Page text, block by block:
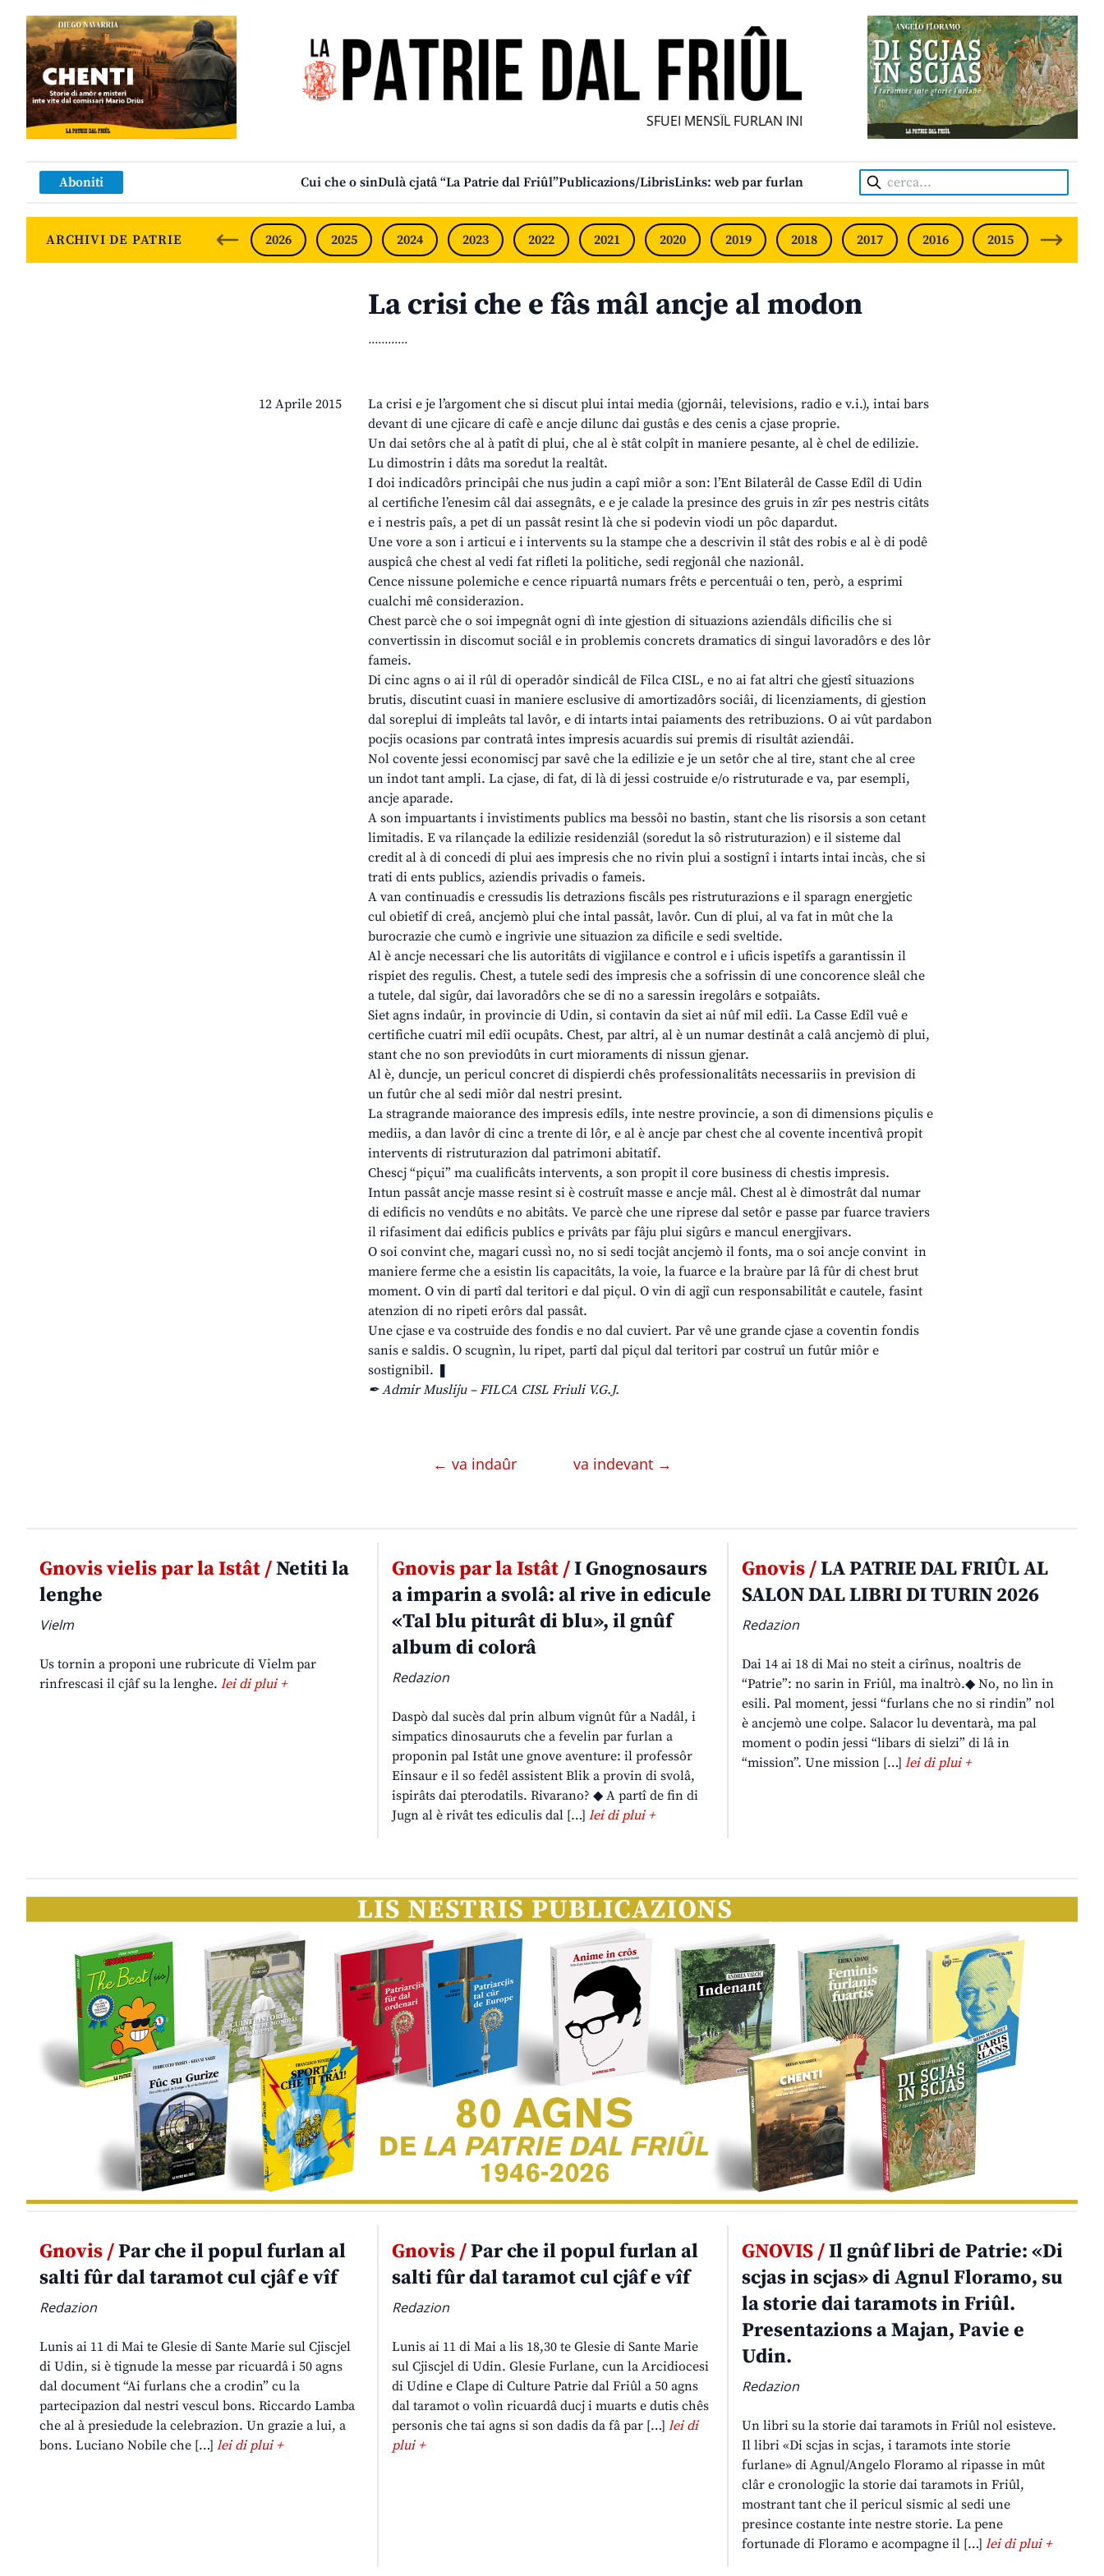
SFUEI MENSÎL FURLAN INDIPENDENT • INDEPENDENT FRIULIAN MONTHLY •
Aboniti Cui che o sinDulà cjatâ “La Patrie dal Friûl”Publicazions/LibrisLinks: web par furlan Cerca:
ARCHIVI DE PATRIE 2026 2025 2024 2023 2022 2021 2020 2019 2018 2017 2016 2015 2014
La crisi che e fâs mâl ancje al modon
............
12 Aprile 2015
La crisi e je l’argoment che si discut plui intai media (gjornâi, televisions, radio e v.i.), intai bars
devant di une cjicare di cafè e ancje dilunc dai gustâs e des cenis a cjase proprie.
Un dai setôrs che al à patît di plui, che al è stât colpît in maniere pesante, al è chel de edilizie.
Lu dimostrin i dâts ma soredut la realtât.
I doi indicadôrs principâi che nus judin a capî miôr a son: l’Ent Bilaterâl de Casse Edîl di Udin
al certifiche l’enesim câl dai assegnâts, e e je calade la presince des gruis in zîr pes nestris citâts
e i nestris paîs, a pet di un passât resint là che si podevin viodi un pôc dapardut.
Une vore a son i articui e i intervents su la stampe che a descrivin il stât des robis e al è di podê
auspicâ che chest al vedi fat rifleti la politiche, sedi regjonâl che nazionâl.
Cence nissune polemiche e cence ripuartâ numars frêts e percentuâi o ten, però, a esprimi
cualchi mê considerazion.
Chest parcè che o soi impegnât ogni dì inte gjestion di situazions aziendâls dificilis che si
convertissin in discomut sociâl e in problemis concrets dramatics di singui lavoradôrs e des lôr
fameis.
Di cinc agns o ai il rûl di operadôr sindicâl de Filca CISL, e no ai fat altri che gjestî situazions
brutis, discutint cuasi in maniere esclusive di amortizadôrs sociâi, di licenziaments, di gjestion
dal soreplui di impleâts tal lavôr, e di intarts intai paiaments des retribuzions. O ai vût pardabon
pocjis ocasions par contratâ intes impresis acuardis sui premis di risultât aziendâi.
Nol covente jessi economiscj par savê che la edilizie e je un setôr che al tire, stant che al cree
un indot tant ampli. La cjase, di fat, di là di jessi costruide e/o ristruturade e va, par esempli,
ancje aparade.
A son impuartants i invistiments publics ma bessôi no bastin, stant che lis risorsis a son cetant
limitadis. E va rilançade la edilizie residenziâl (soredut la sô ristruturazion) e il sisteme dal
credit al à di concedi di plui aes impresis che no rivin plui a sostignî i intarts intai incàs, che si
trati di ents publics, aziendis privadis o fameis.
A van continuadis e cressudis lis detrazions fiscâls pes ristruturazions e il sparagn energjetic
cul obietîf di creâ, ancjemò plui che intal passât, lavôr. Cun di plui, al va fat in mût che la
burocrazie che cumò e ingrivie une situazion za dificile e sedi sveltide.
Al è ancje necessari che lis autoritâts di vigjilance e control e i uficis ispetîfs a garantissin il
rispiet des regulis. Chest, a tutele sedi des impresis che a sofrissin di une concorence sleâl che
a tutele, dal sigûr, dai lavoradôrs che se di no a saressin iregolârs e sotpaiâts.
Siet agns indaûr, in provincie di Udin, si contavin da siet ai nûf mil edîi. La Casse Edîl vuê e
certifiche cuatri mil edîi ocupâts. Chest, par altri, al è un numar destinât a calâ ancjemò di plui,
stant che no son previodûts in curt mioraments di nissun gjenar.
Al è, duncje, un pericul concret di dispierdi chês professionalitâts necessariis in prevision di
un futûr che al sedi miôr dal nestri presint.
La stragrande maiorance des impresis edîls, inte nestre provincie, a son di dimensions piçulis e
mediis, a dan lavôr di cinc a trente di lôr, e al è ancje par chest che al covente incentivâ propit
intervents di ristruturazion dal patrimoni abitatîf.
Chescj “piçui” ma cualificâts intervents, a son propit il core business di chestis impresis.
Intun passât ancje masse resint si è costruît masse e ancje mâl. Chest al è dimostrât dal numar
di edificis no vendûts e no abitâts. Ve parcè che une riprese dal setôr e passe par fuarce traviers
il rifasiment dai edificis publics e privâts par fâju plui sigûrs e mancul energjivars.
O soi convint che, magari cussì no, no si sedi tocjât ancjemò il fonts, ma o soi ancje convint in
maniere ferme che a esistin lis capacitâts, la voie, la fuarce e la braùre par lâ fûr di chest brut
moment. O vin di partî dal teritori e dal piçul. O vin di agjî cun responsabilitât e cautele, fasint
atenzion di no ripeti erôrs dal passât.
Une cjase e va costruide des fondis e no dal cuviert. Par vê une grande cjase a coventin fondis
sanis e saldis. O scugnìn, lu ripet, partî dal piçul dal teritori par costruî un futûr miôr e
sostignibil. ❚
✒ Admir Musliju – FILCA CISL Friuli V.G.J.
← va indaûr va indevant →
Gnovis vielis par la Istât /Netiti la
lenghe
Vielm
Us tornin a proponi une rubricute di Vielm par
rinfrescasi il cjâf su la lenghe. lei di plui +
Gnovis par la Istât /I Gnognosaurs
a imparin a svolâ: al rive in edicule
«Tal blu piturât di blu», il gnûf
album di colorâ
Redazion
Daspò dal sucès dal prin album vignût fûr a Nadâl, i
simpatics dinosauruts che a fevelin par furlan a
proponin pal Istât une gnove aventure: il professôr
Einsaur e il so fedêl assistent Blik a provin di svolâ,
ispirâts dai pterodatils. Rivarano? ◆ A partî de fin di
Jugn al è rivât tes ediculis dal […] lei di plui +
Gnovis /LA PATRIE DAL FRIÛL AL
SALON DAL LIBRI DI TURIN 2026
Redazion
Dai 14 ai 18 di Mai no steit a cirînus, noaltris de
“Patrie”: no sarin in Friûl, ma inaltrò.◆ No, no lìn in
esili. Pal moment, jessi “furlans che no si rindin” nol
è ancjemò une colpe. Salacor lu deventarà, ma pal
moment o podin jessi “libars di sielzi” di lâ in
“mission”. Une mission […]lei di plui +
Gnovis /Par che il popul furlan al
salti fûr dal taramot cul cjâf e vîf
Redazion
Lunis ai 11 di Mai te Glesie di Sante Marie sul Cjiscjel
di Udin, si è tignude la messe par ricuardâ i 50 agns
dal document “Ai furlans che a crodin” cu la
partecipazion dal nestri vescul bons. Riccardo Lamba
che al à presiedude la celebrazion. Un grazie a lui, a
bons. Luciano Nobile che […] lei di plui +
Gnovis /Par che il popul furlan al
salti fûr dal taramot cul cjâf e vîf
Redazion
Lunis ai 11 di Mai a lis 18,30 te Glesie di Sante Marie
sul Cjiscjel di Udin. Glesie Furlane, cun la Arcidiocesi
di Udine e Clape di Culture Patrie dal Friûl a 50 agns
dal taramot o volìn ricuardâ ducj i muarts e dutis chês
personis che tai agns si son dadis da fâ par […] lei di
plui +
GNOVIS /Il gnûf libri de Patrie: «Di
scjas in scjas» di Agnul Floramo, su
la storie dai taramots in Friûl.
Presentazions a Majan, Pavie e
Udin.
Redazion
Un libri su la storie dai taramots in Friûl nol esisteve.
Il libri «Di scjas in scjas, i taramots inte storie
furlane» di Agnul/Angelo Floramo al ripasse in mût
clâr e cronologjic la storie dai taramots in Friûl,
mostrant tant che il pericul sismic al sedi une
presince costante inte nestre storie. La pene
fortunade di Floramo e acompagne il […]lei di plui +